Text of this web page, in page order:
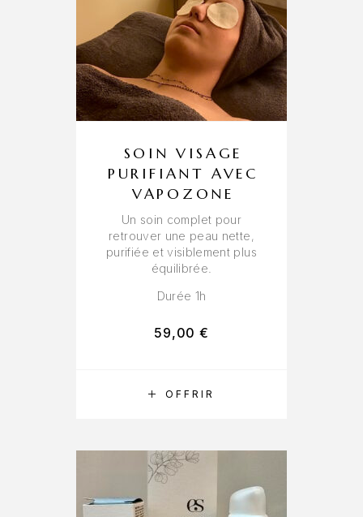
RÉSERVER
OFFRIR
SOIN VISAGE
PURIFIANT AVEC
VAPOZONE
Un soin complet pour
retrouver une peau nette,
purifiée et visiblement plus
équilibrée.
Durée 1h
59,00 €